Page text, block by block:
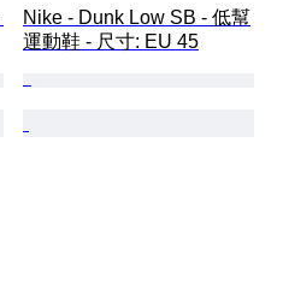
Nike - Dunk Low SB - 低幫
運動鞋 - 尺寸: EU 45